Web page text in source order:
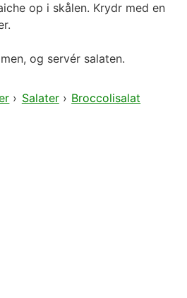
op i skålen. Krydr med en
og servér salaten.
› Salater› Broccolisalat